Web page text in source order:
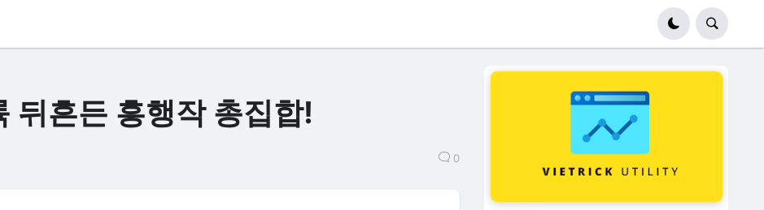
흔든 흥행작 총집합!
0